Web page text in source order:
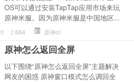
OS可以通过安装TapTap应用市场来玩
原神米服。因为原神米服是中国地区...
0 684 原神ol
原神怎么返回全屏
以下围绕“原神怎么返回全屏”主题解决
网友的困惑 原神窗口模式怎么调回全